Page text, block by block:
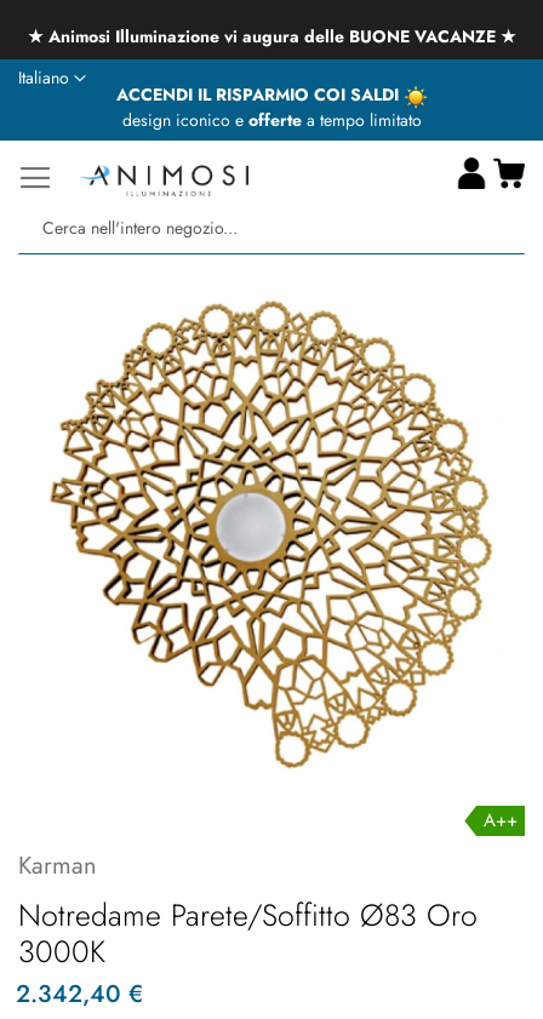
★ Animosi Illuminazione vi augura delle BUONE VACANZE ★
ACCENDI IL RISPARMIO COI SALDI
design iconico e offertea tempo limitato
Lingua
Italiano
A++
Karman
Notredame Parete/Soffitto Ø83 Oro
3000K
2.342,40 €